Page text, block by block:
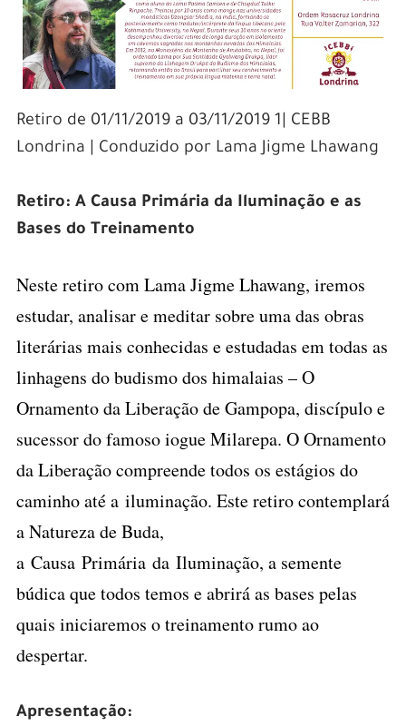
Retiro de 01/11/2019 a 03/11/2019 1| CEBB
Londrina | Conduzido por Lama Jigme Lhawang
Retiro: A Causa Primária da Iluminação e as
Bases do Treinamento
Neste retiro com Lama Jigme Lhawang, iremos
estudar, analisar e meditar sobre uma das obras
literárias mais conhecidas e estudadas em todas as
linhagens do budismo dos himalaias – O
Ornamento da Liberação de Gampopa, discípulo e
sucessor do famoso iogue Milarepa. O Ornamento
da Liberação compreende todos os estágios do
caminho até a iluminação. Este retiro contemplará
a Natureza de Buda,
a Causa Primária da Iluminação, a semente
búdica que todos temos e abrirá as bases pelas
quais iniciaremos o treinamento rumo ao
despertar.
Apresentação: